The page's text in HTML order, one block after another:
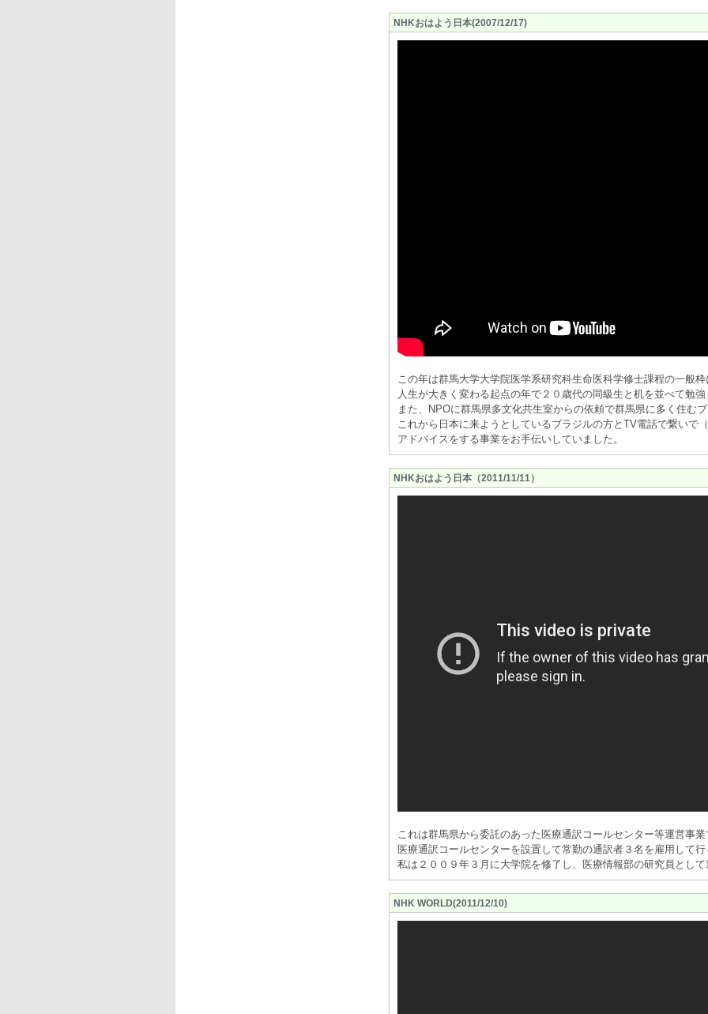
NHKおはよう日本(2007/12/17)
この年は群馬大学大学院医学系研究科生命医科学修士課程の一般
人生が大きく変わる起点の年で２０歳代の同級生と机を並べて勉
また、NPOに群馬県多文化共生室からの依頼で群馬県に多く住む
これから日本に来ようとしているブラジルの方とTV電話で繋いで
アドバイスをする事業をお手伝いしていました。
NHKおはよう日本（2011/11/11）
これは群馬県から委託のあった医療通訳コールセンター等運営事
医療通訳コールセンターを設置して常勤の通訳者３名を雇用して
私は２００９年３月に大学院を修了し、医療情報部の研究員とし
NHK WORLD(2011/12/10)